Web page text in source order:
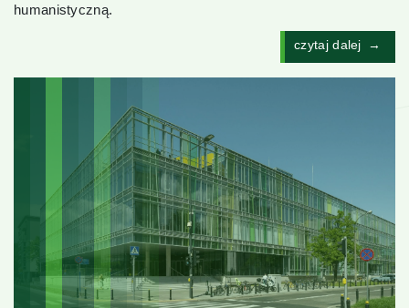
humanistyczną.
czytaj dalej